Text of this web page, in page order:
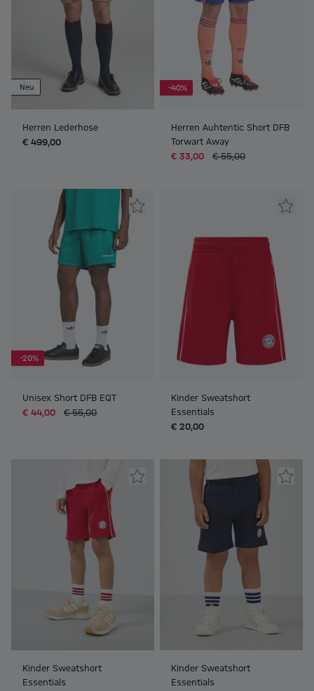
Neu
Herren Lederhose
€ 499,00
-40%
Herren Auhtentic Short DFB
Torwart Away
€ 33,00
€ 55,00
-20%
Unisex Short DFB EQT
€ 44,00
€ 55,00
Kinder Sweatshort
Essentials
€ 20,00
Kinder Sweatshort
Essentials
Kinder Sweatshort
Essentials